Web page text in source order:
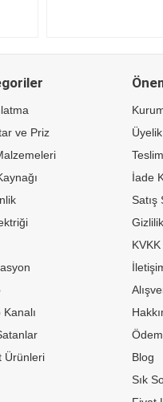
ve Priz
Kanalı
Ürünleri
İade
Satış
Blog
Sık